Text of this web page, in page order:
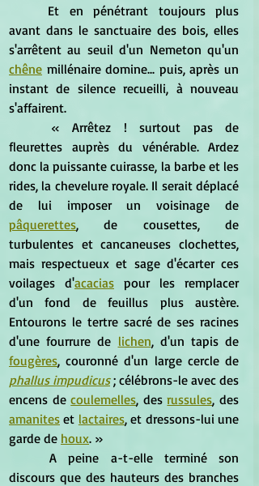
avant dans le sanctuaire des bois, elles
chêne millénaire domine... puis, après un
instant de silence recueilli, à nouveau
s'affairent.
fleurettes auprès du vénérable. Ardez
donc la puissante cuirasse, la barbe et les
rides, la chevelure royale. Il serait déplacé
pâquerettes, de cousettes, de
turbulentes et cancaneuses clochettes,
mais respectueux et sage d'écarter ces
voilages d'acacias pour les remplacer
d'un fond de feuillus plus austère.
Entourons le tertre sacré de ses racines
d'une fourrure de lichen
fougères
phallus impudicus ; célébrons-le avec des
encens de coulemelles, des russules
amanites et lactaires, et dressons-lui une
garde de houx. »
	A peine a-t-elle terminé son
discours que des hauteurs des branches